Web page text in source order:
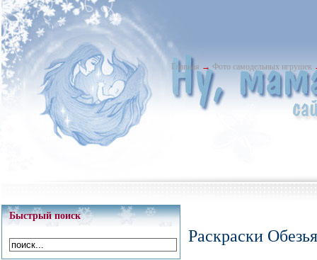
Главная → Фото самодельных игрушек
Быстрый поиск
Раскраски